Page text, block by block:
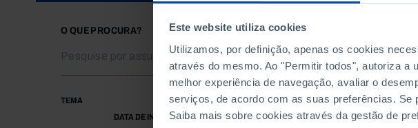
Este website utiliza cookies
Utilizamos, por definição, apenas os cookies
através do mesmo. Ao "Permitir todos", autoriza a
melhor experiência de navegação, avaliar o
serviços, de acordo com as suas preferências.
Saiba mais sobre cookies através da gestão de
O QUE PROCURA?
TEMA
DATA DE INÍCIO
DATA DE FIM